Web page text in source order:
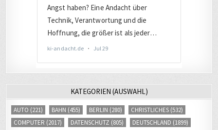
KATEGORIEN (AUSWAHL)
AUTO (221) BAHN (455) BERLIN (280) CHRISTLICHES (532)
COMPUTER (2017) DATENSCHUTZ (805) DEUTSCHLAND (1899)